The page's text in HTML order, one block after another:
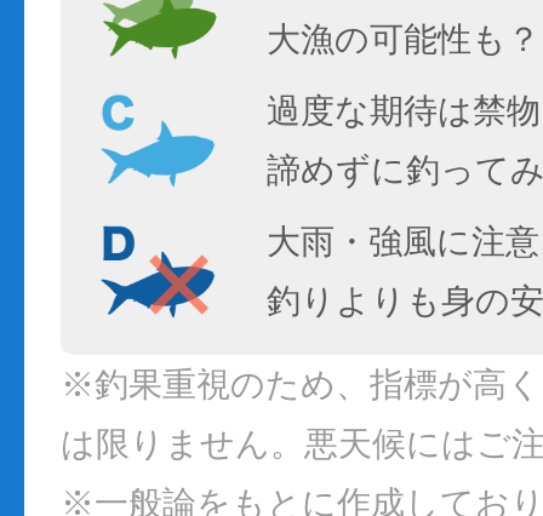
大漁の可能性も？
過度な期待は禁
諦めずに釣って
大雨・強風に注
釣りよりも身の
※釣果重視のため、指標が高
は限りません。悪天候にはご
※一般論をもとに作成してお